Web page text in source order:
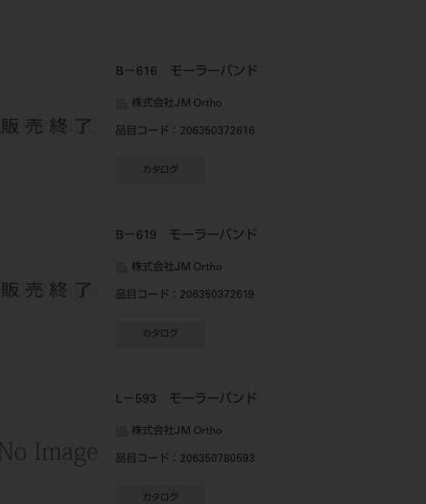
B－616 モーラーバンド
株式会社JM Ortho
品目コード ：206350372616
カタログ
B－619 モーラーバンド
株式会社JM Ortho
品目コード ：206350372619
カタログ
L－593 モーラーバンド
株式会社JM Ortho
品目コード ：206350780593
カタログ